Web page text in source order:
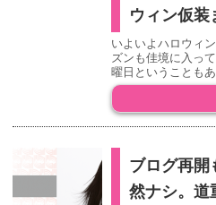
ウィン仮装
いよいよハロウィ
ズンも佳境に入っ
曜日ということも
ブログ再開
然ナシ。道